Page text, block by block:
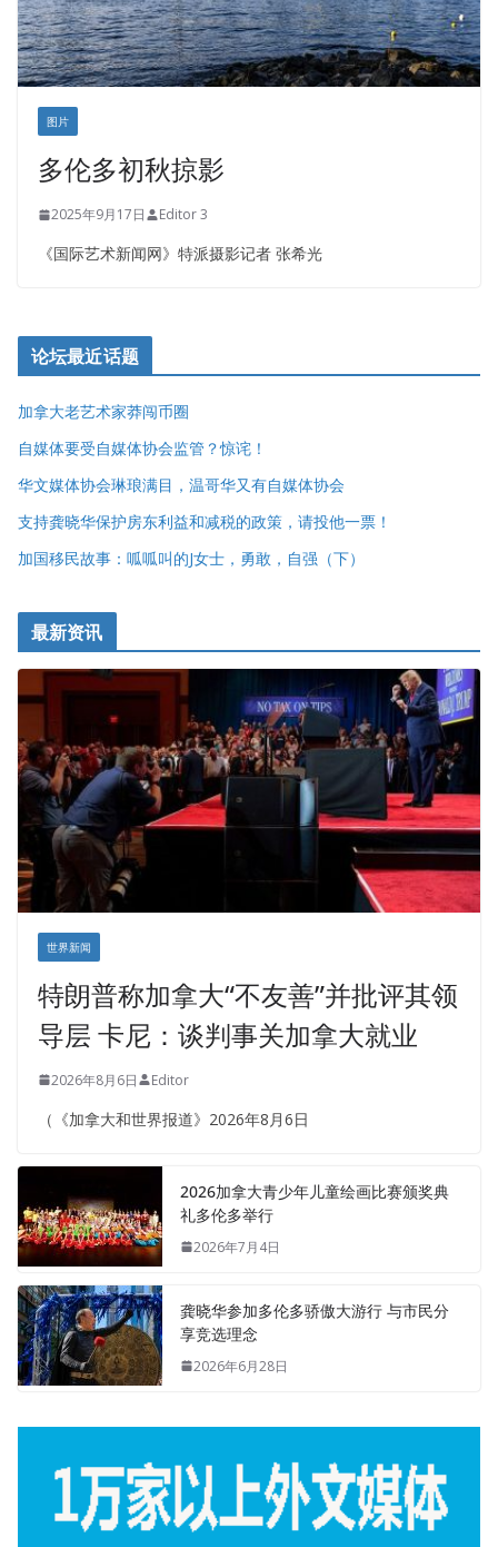
图片
多伦多初秋掠影
2025年9月17日 Editor 3
《国际艺术新闻网》特派摄影记者 张希光
论坛最近话题
加拿大老艺术家莽闯币圈
自媒体要受自媒体协会监管？惊诧！
华文媒体协会琳琅满目，温哥华又有自媒体协会
支持龚晓华保护房东利益和减税的政策，请投他一票！
加国移民故事：呱呱叫的J女士，勇敢，自强（下）
最新资讯
世界新闻
特朗普称加拿大“不友善”并批评其领
导层 卡尼：谈判事关加拿大就业
2026年8月6日 Editor
（《加拿大和世界报道》2026年8月6日
2026加拿大青少年儿童绘画比赛颁奖典
礼多伦多举行
2026年7月4日
龚晓华参加多伦多骄傲大游行 与市民分
享竞选理念
2026年6月28日